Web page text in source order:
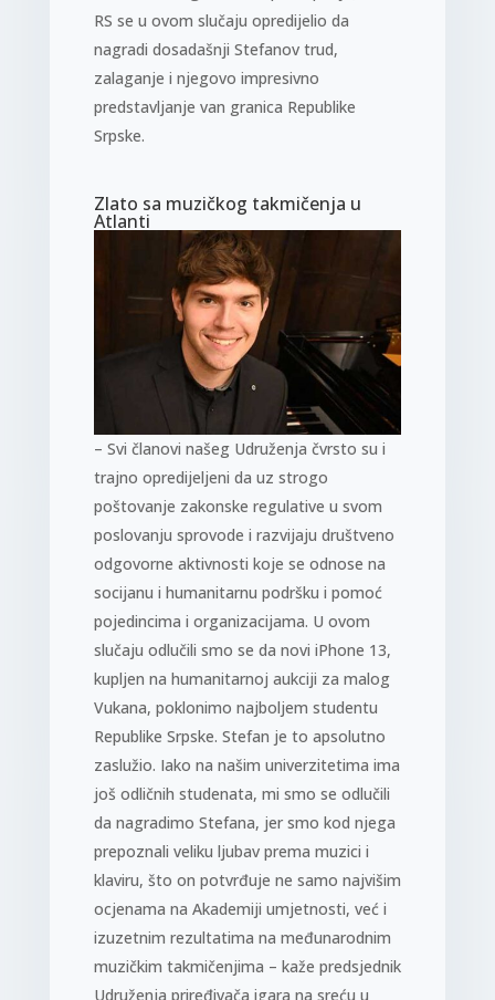
RS se u ovom slučaju opredijelio da
nagradi dosadašnji Stefanov trud,
zalaganje i njegovo impresivno
predstavljanje van granica Republike
Srpske.
Zlato sa muzičkog takmičenja u
Atlanti
– Svi članovi našeg Udruženja čvrsto su i
trajno opredijeljeni da uz strogo
poštovanje zakonske regulative u svom
poslovanju sprovode i razvijaju društveno
odgovorne aktivnosti koje se odnose na
socijanu i humanitarnu podršku i pomoć
pojedincima i organizacijama. U ovom
slučaju odlučili smo se da novi iPhone 13,
kupljen na humanitarnoj aukciji za malog
Vukana, poklonimo najboljem studentu
Republike Srpske. Stefan je to apsolutno
zaslužio. Iako na našim univerzitetima ima
još odličnih studenata, mi smo se odlučili
da nagradimo Stefana, jer smo kod njega
prepoznali veliku ljubav prema muzici i
klaviru, što on potvrđuje ne samo najvišim
ocjenama na Akademiji umjetnosti, već i
izuzetnim rezultatima na međunarodnim
muzičkim takmičenjima – kaže predsjednik
Udruženja priređivača igara na sreću u